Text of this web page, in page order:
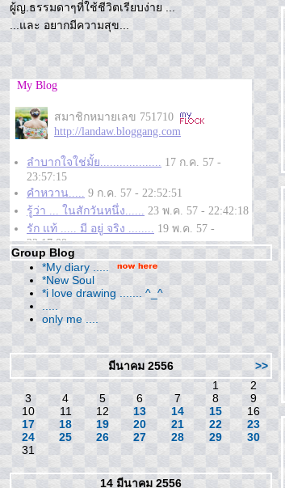
ผู้ญ.ธรรมดาๆที่ใช้ชีวิตเรียบง่าย ...
...และ อยากมีความสุข...
Group Blog
*My diary .....
*New Soul
*i love drawing ....... ^_^
only me ....
มีนาคม 2556
>>
1
2
3
4 5 6 7 8
9
10
11 12 13 14 15
16
17
18 19 20 21 22
23
24
25 26 27 28 29
30
31
14 มีนาคม 2556